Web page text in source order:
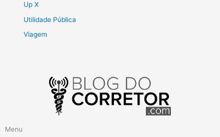
Up X
Utilidade Pública
Viagem
Menu